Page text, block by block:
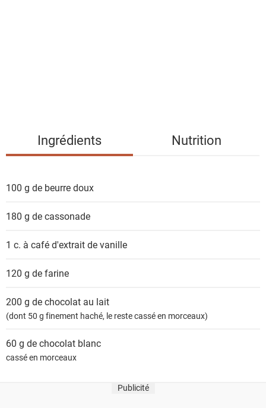
t
Ingrédients Nutrition
100 g de beurre doux
180 g decassonade
1 c. à caféd'extrait de vanille
120 g defarine
200 g dechocolat au lait
(dont 50 g finement haché, le reste cassé en morceaux)
60 g dechocolat blanc
cassé en morceaux
Publicité